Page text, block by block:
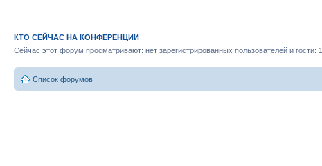
КТО СЕЙЧАС НА КОНФЕРЕНЦИИ
Сейчас этот форум просматривают: нет зарегистрированных пользователей и гости: 1
Список форумов